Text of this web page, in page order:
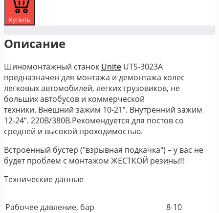
Купить
Описание
Шиномонтажный станок Unite UTS-3023A
предназначен для монтажа и демонтажа колес
легковых автомобилей, легких грузовиков, не
больших автобусов и коммерческой
техники. Внешний зажим 10-21”. Внутренний зажим
12-24”. 220В/380В.Рекомендуется для постов со
средней и высокой проходимостью.
Встроенный бустер ("взрывная подкачка") – у вас не
будет проблем с монтажом ЖЕСТКОЙ резины!!!
Технические данные
Рабочее давление, бар 8-10